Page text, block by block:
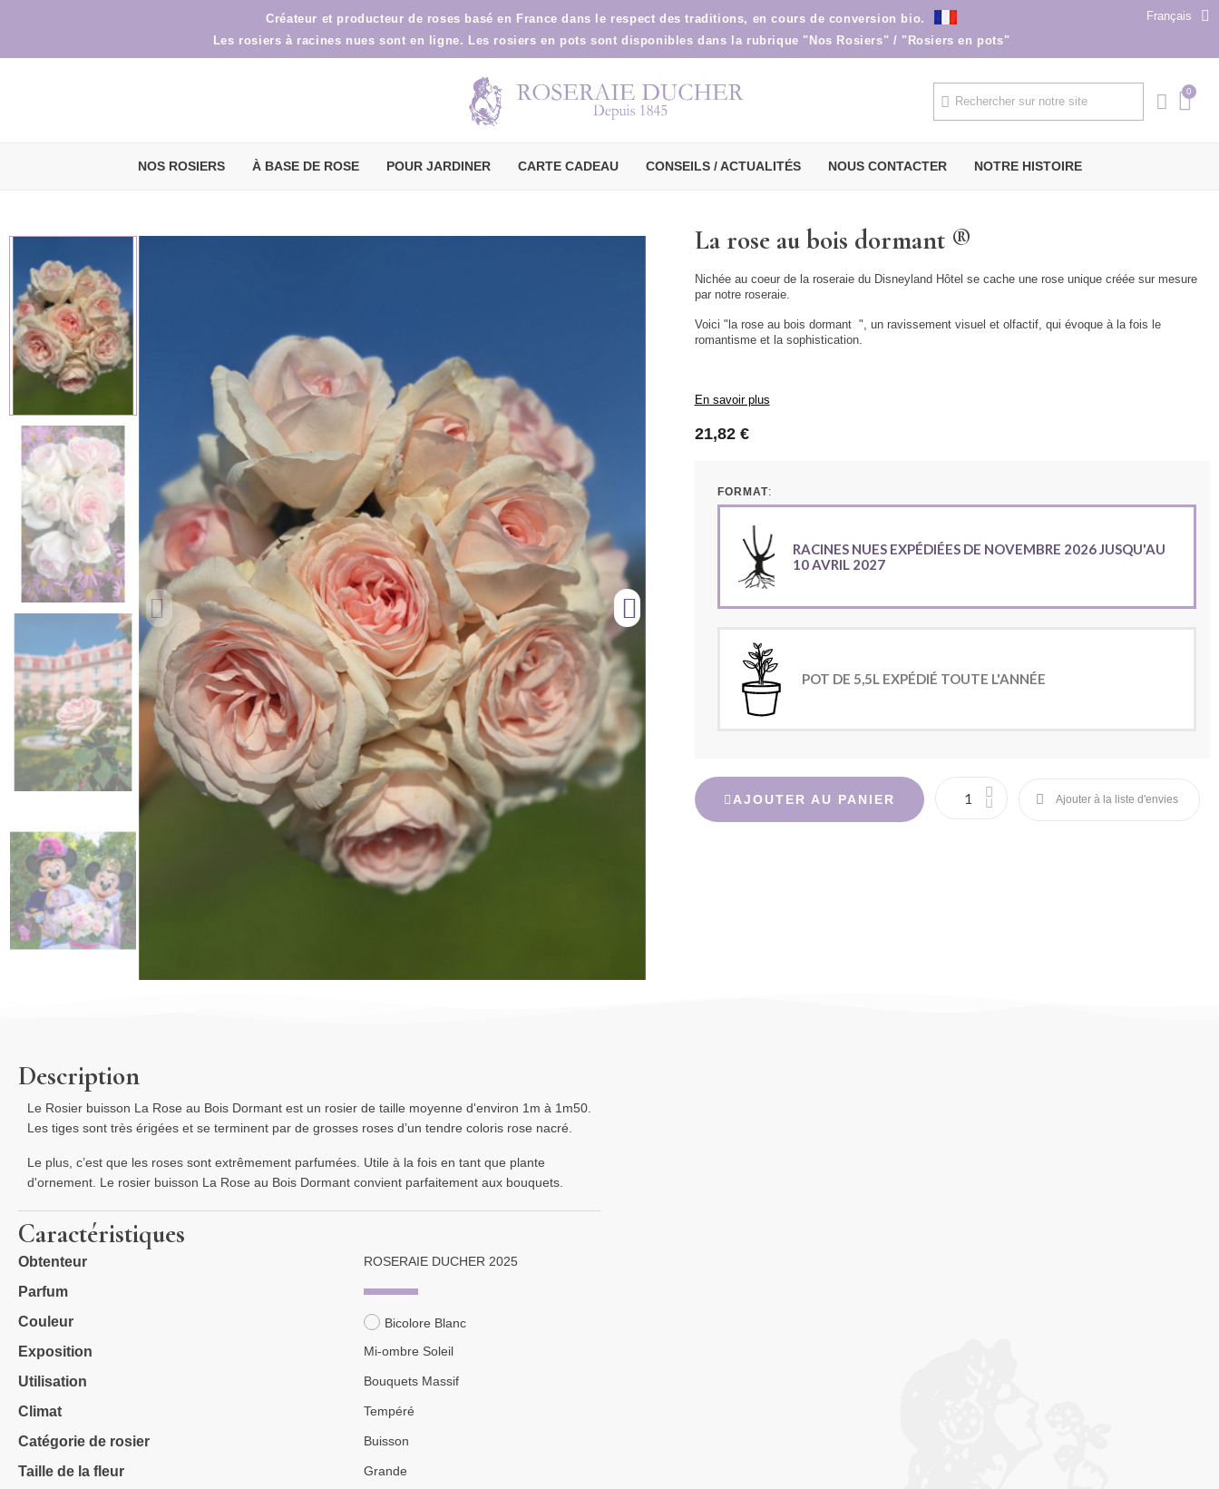
Créateur et producteur de roses basé en France dans le respect des traditions, en cours de conversion bio.
Français
Les rosiers à racines nues sont en ligne. Les rosiers en pots sont disponibles dans la rubrique "Nos Rosiers" / "Rosiers en pots"
NOS ROSIERS À BASE DE ROSE POUR JARDINER CARTE CADEAU CONSEILS / ACTUALITÉS NOUS CONTACTER NOTRE HISTOIRE
La rose au bois dormant ®
Nichée au coeur de la roseraie du Disneyland Hôtel se cache une rose unique créée sur mesure
par notre roseraie.
Voici "la rose au bois dormant ", un ravissement visuel et olfactif, qui évoque à la fois le
romantisme et la sophistication.
En savoir plus
21,82 €
FORMAT
RACINES NUES EXPÉDIÉES DE NOVEMBRE 2026 JUSQU'AU
10 AVRIL 2027
POT DE 5,5L EXPÉDIÉ TOUTE L'ANNÉE
AJOUTER AU PANIER
Description
Le Rosier buisson La Rose au Bois Dormant est un rosier de taille moyenne d'environ 1m à 1m50.
Les tiges sont très érigées et se terminent par de grosses roses d’un tendre coloris rose nacré.
Le plus, c’est que les roses sont extrêmement parfumées. Utile à la fois en tant que plante
d'ornement. Le rosier buisson La Rose au Bois Dormant convient parfaitement aux bouquets.
Caractéristiques
Obtenteur ROSERAIE DUCHER 2025
Parfum
Couleur
Bicolore Blanc
Exposition Mi-ombre Soleil
Utilisation Bouquets Massif
Climat Tempéré
Catégorie de rosier Buisson
Taille de la fleur Grande